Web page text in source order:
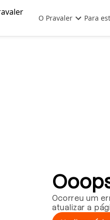
principal
O Pravaler Para
Ocorreu um
atualizar a